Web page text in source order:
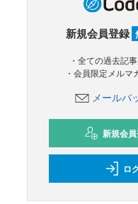
新規会員登録
・全ての過去記
・会員限定メル
メールバ
新規会
ロ